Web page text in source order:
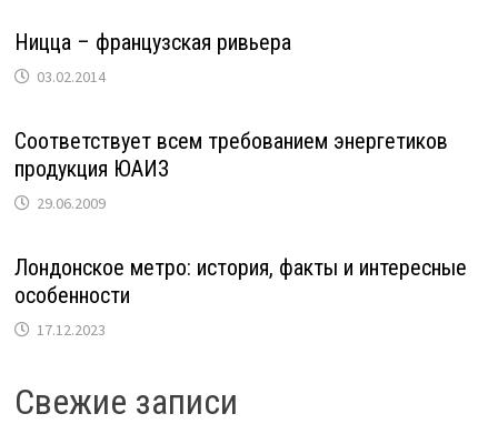
Ницца – французская ривьера
03.02.2014
Соответствует всем требованием энергетиков
продукция ЮАИЗ
29.06.2009
Лондонское метро: история, факты и интересные
особенности
17.12.2023
Свежие записи